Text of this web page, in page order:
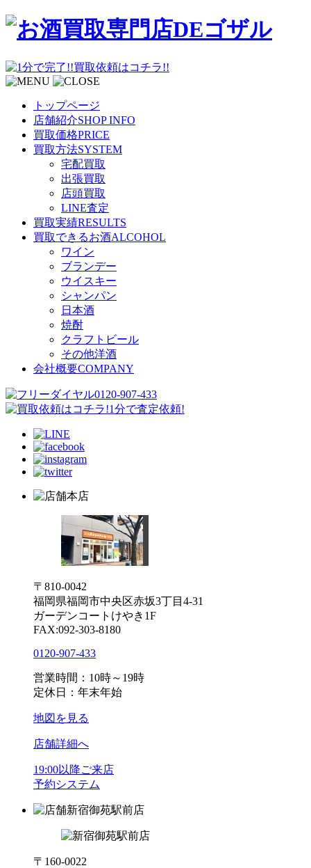
トップページ
店舗紹介SHOP INFO
買取価格PRICE
買取方法SYSTEM
宅配買取
出張買取
店頭買取
LINE査定
買取実績RESULTS
買取できるお酒ALCOHOL
ワイン
ブランデー
ウイスキー
シャンパン
日本酒
焼酎
クラフトビール
その他洋酒
会社概要COMPANY
本店
〒810-0042
福岡県福岡市中央区赤坂3丁目4-31
ガーデンコートけやき1F
FAX:092-303-8180
0120-907-433
営業時間：10時～19時
定休日：年末年始
地図を見る
店舗詳細へ
19:00以降ご来店
予約システム
新宿御苑駅前店
〒160-0022